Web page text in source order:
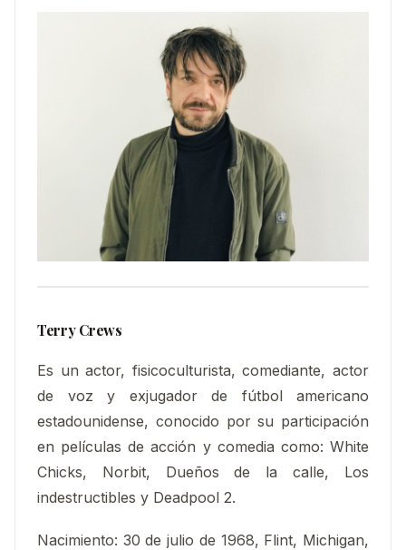
Terry Crews
Es un actor, fisicoculturista, comediante, actor
de voz y exjugador de fútbol americano
estadounidense, conocido por su participación
en películas de acción y comedia como: White
Chicks, Norbit, Dueños de la calle, Los
indestructibles y Deadpool 2.
Nacimiento: 30 de julio de 1968, Flint, Michigan,